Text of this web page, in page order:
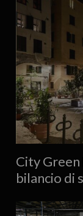
City
bilancio di